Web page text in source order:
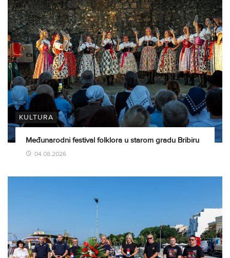
KULTURA
Međunarodni festival folklora u starom gradu Bribiru
04.08.2026